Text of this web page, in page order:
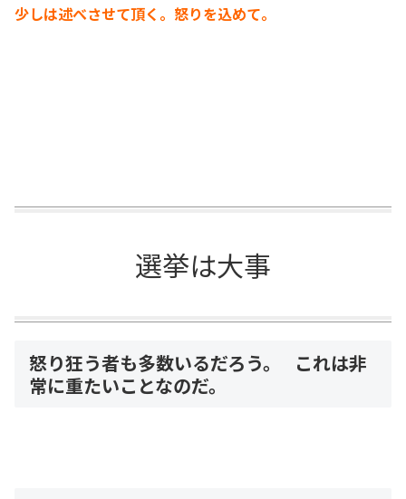
少しは述べさせて頂く。怒りを込めて。
選挙は大事
怒り狂う者も多数いるだろう。 これは非
常に重たいことなのだ。